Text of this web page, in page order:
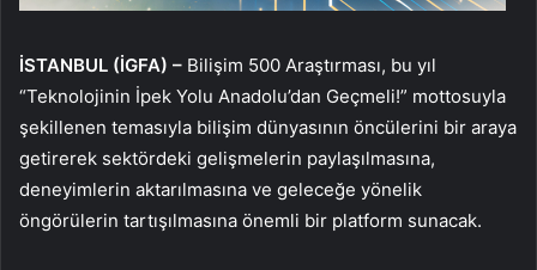
İSTANBUL (İGFA) – Bilişim 500 Araştırması, bu yıl
“Teknolojinin İpek Yolu Anadolu’dan Geçmeli!” mottosuyla
şekillenen temasıyla bilişim dünyasının öncülerini bir araya
getirerek sektördeki gelişmelerin paylaşılmasına,
deneyimlerin aktarılmasına ve geleceğe yönelik
öngörülerin tartışılmasına önemli bir platform sunacak.